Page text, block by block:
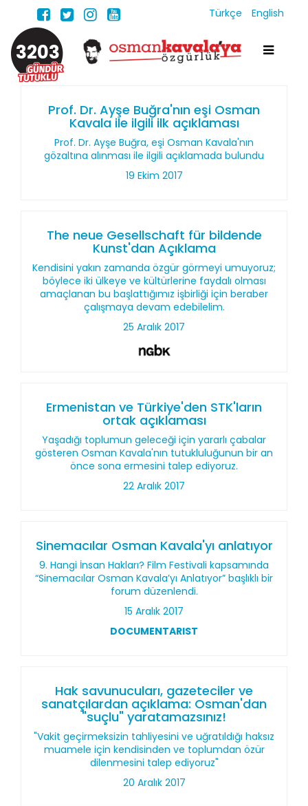
Türkçe English
3203
Prof. Dr. Ayşe Buğra'nın eşi Osman
Kavala ile ilgili ilk açıklaması
Prof. Dr. Ayşe Buğra, eşi Osman Kavala'nın
gözaltına alınması ile ilgili açıklamada bulundu
19 Ekim 2017
The neue Gesellschaft für bildende
Kunst'dan Açıklama
Kendisini yakın zamanda özgür görmeyi umuyoruz;
böylece iki ülkeye ve kültürlerine faydalı olması
amaçlanan bu başlattığımız işbirliği için beraber
çalışmaya devam edebilelim.
25 Aralık 2017
Ermenistan ve Türkiye'den STK'ların
ortak açıklaması
Yaşadığı toplumun geleceği için yararlı çabalar
gösteren Osman Kavala'nın tutukluluğunun bir an
önce sona ermesini talep ediyoruz.
22 Aralık 2017
Sinemacılar Osman Kavala'yı anlatıyor
9. Hangi İnsan Hakları? Film Festivali kapsamında
“Sinemacılar Osman Kavala’yı Anlatıyor” başlıklı bir
forum düzenlendi.
15 Aralık 2017
DOCUMENTARIST
Hak savunucuları, gazeteciler ve
sanatçılardan açıklama: Osman'dan
"suçlu" yaratamazsınız!
"Vakit geçirmeksizin tahliyesini ve uğratıldığı haksız
muamele için kendisinden ve toplumdan özür
dilenmesini talep ediyoruz"
20 Aralık 2017